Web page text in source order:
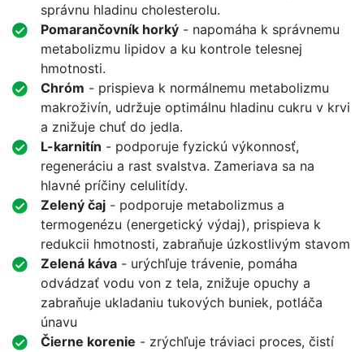
správnu hladinu cholesterolu.
Pomarančovník horký - napomáha k správnemu
metabolizmu lipidov a ku kontrole telesnej
hmotnosti.
Chróm - prispieva k normálnemu metabolizmu
makroživín, udržuje optimálnu hladinu cukru v krvi
a znižuje chuť do jedla.
L-karnitín - podporuje fyzickú výkonnosť,
regeneráciu a rast svalstva. Zameriava sa na
hlavné príčiny celulitídy.
Zelený čaj - podporuje metabolizmus a
termogenézu (energetický výdaj), prispieva k
redukcii hmotnosti, zabraňuje úzkostlivým stavom
Zelená káva - urýchľuje trávenie, pomáha
odvádzať vodu von z tela, znižuje opuchy a
zabraňuje ukladaniu tukových buniek, potláča
únavu
Čierne korenie - zrýchľuje tráviaci proces, čistí